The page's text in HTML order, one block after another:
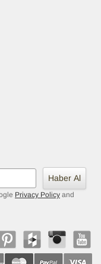
Haber Al
Privacy Policy and